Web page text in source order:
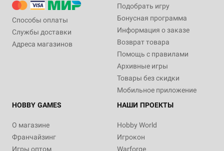
Способы оплаты
Службы доставки
Адреса магазинов
Подобрать игру
Бонусная программа
Информация о заказе
Возврат товара
Помощь с правилами
Архивные игры
Товары без скидки
Мобильное приложение
HOBBY GAMES
О магазине
Франчайзинг
Игры оптом
НАШИ ПРОЕКТЫ
Hobby World
Игрокон
Warforge